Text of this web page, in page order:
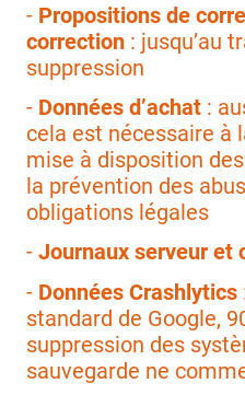
- Propositions de
correction : jusqu’au
suppression
- Données d’achat :
cela est nécessaire à
mise à disposition
la prévention des
obligations légales
- Journaux serveur et
- Données Crashlytics
standard de Google,
suppression des
sauvegarde ne